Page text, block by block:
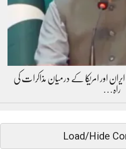
اور امریکا کے درمیان مذاکرات کی
راہ…
Load/Hide